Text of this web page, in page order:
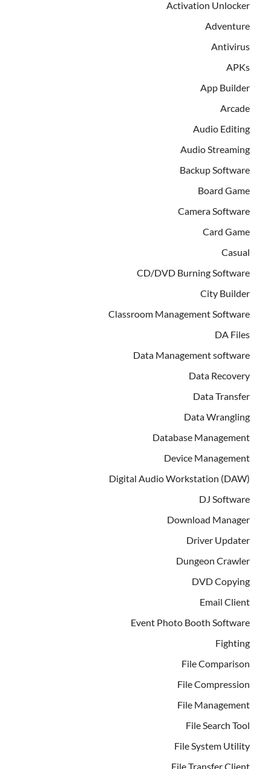
Activation Unlocker
Adventure
Antivirus
APKs
App Builder
Arcade
Audio Editing
Audio Streaming
Backup Software
Board Game
Camera Software
Card Game
Casual
CD/DVD Burning Software
City Builder
Classroom Management Software
DA Files
Data Management software
Data Recovery
Data Transfer
Data Wrangling
Database Management
Device Management
Digital Audio Workstation (DAW)
DJ Software
Download Manager
Driver Updater
Dungeon Crawler
DVD Copying
Email Client
Event Photo Booth Software
Fighting
File Comparison
File Compression
File Management
File Search Tool
File System Utility
File Transfer Client